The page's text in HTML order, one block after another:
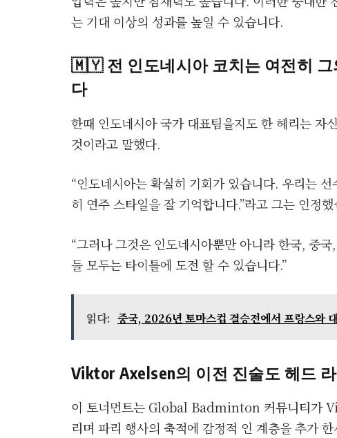
는 기대 이상의 성과를 높일 수 있습니다.
🇲🇾 전 인도네시아 코치는 여전히 그
다
한때 인도네시아 국가 대표팀을지도 한 헤리는 자
것이라고 말했다.
“인도네시아는 확실히 기회가 있습니다. 우리는
히 연주 스타일을 잘 기억합니다.”라고 그는 인정
“그러나 그것은 인도네시아뿐만 아니라 한국, 중
들 모두는 타이틀에 도전 할 수 있습니다.”
읽다: 중국, 2026년 토마스컵 결승전에서 프랑스와
Viktor Axelsen의 이전 진술도 헤드
이 토너먼트는 Global Badminton 커뮤니티가
리며 파리 행사의 축적에 감정적 인 계층을 추가